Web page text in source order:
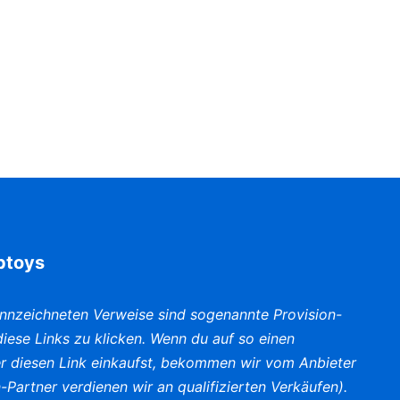
Verweise sind sogenannte Provision-
Links zu klicken. Wenn du auf so einen
diesen Link einkaufst, bekommen wir vom Anbieter
Partner verdienen wir an qualifizierten Verkäufen).